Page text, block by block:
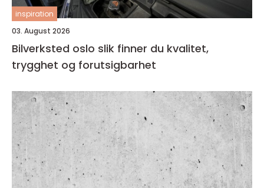
inspiration
03. August 2026
Bilverksted oslo slik finner du kvalitet,
trygghet og forutsigbarhet